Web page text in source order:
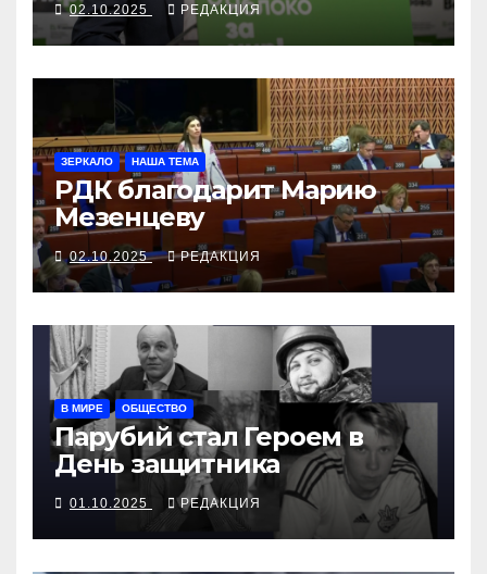
02.10.2025 РЕДАКЦИЯ
ЗЕРКАЛО НАША ТЕМА
РДК благодарит Марию
Мезенцеву
02.10.2025 РЕДАКЦИЯ
В МИРЕ ОБЩЕСТВО
Парубий стал Героем в
День защитника
01.10.2025 РЕДАКЦИЯ